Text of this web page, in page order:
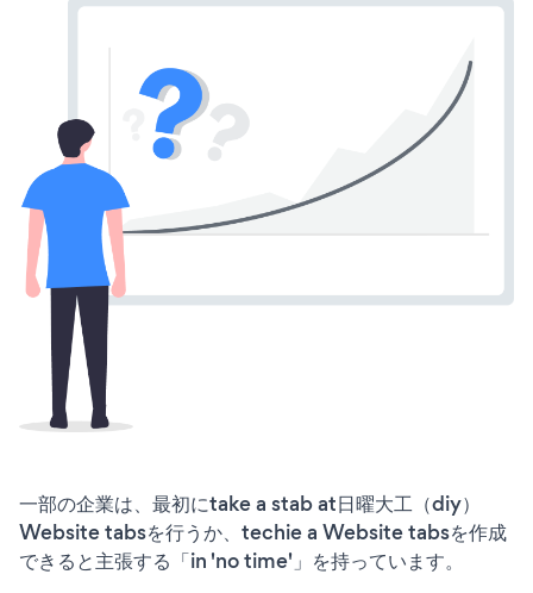
一部の企業は、最初にtake a stab at日曜大工（diy）
Website tabsを行うか、techie a Website tabsを作成
できると主張する「in 'no time'」を持っています。